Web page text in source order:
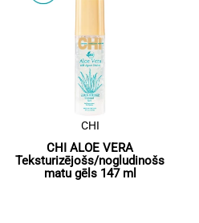
CHI
CHI ALOE VERA
Teksturizējošs/nogludinošs
matu gēls 147 ml